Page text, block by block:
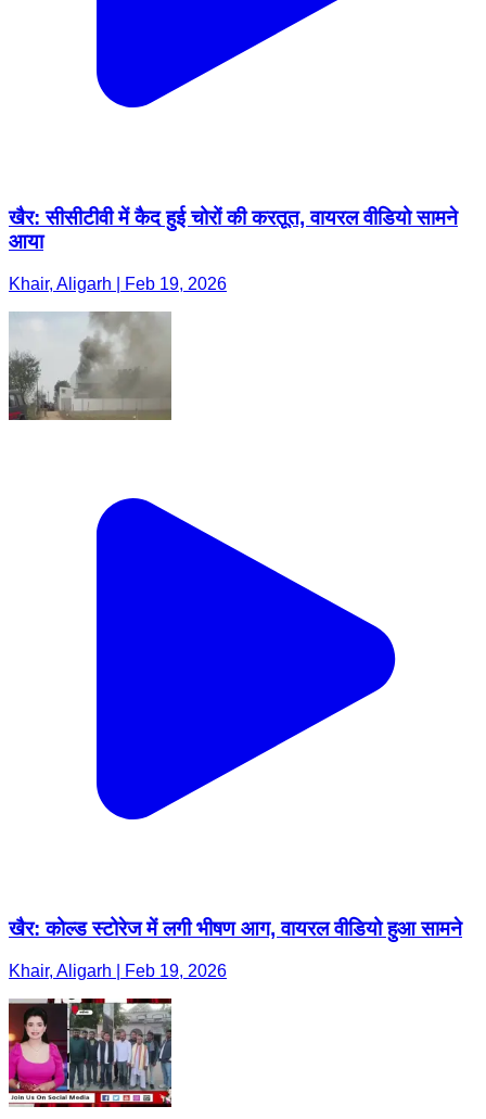
खैर: सीसीटीवी में कैद हुई चोरों की करतूत, वायरल वीडियो सामने
आया
Khair, Aligarh | Feb 19, 2026
खैर: कोल्ड स्टोरेज में लगी भीषण आग, वायरल वीडियो हुआ सामने
Khair, Aligarh | Feb 19, 2026